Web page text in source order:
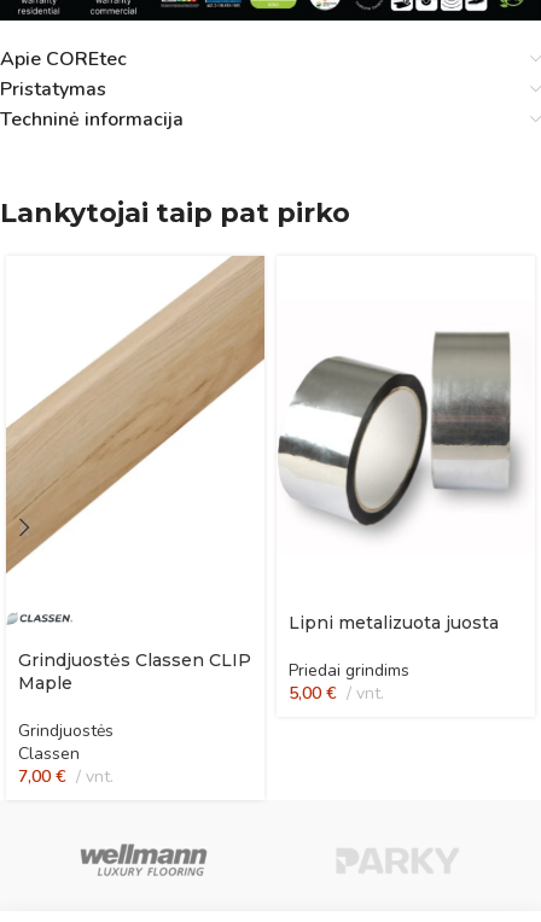
Apie COREtec
Pristatymas
Techninė informacija
Lankytojai taip pat pirko
Grindjuostės Classen CLIP
Maple
Grindjuostės
Classen
7,00 € vnt.
Lipni metalizuota juosta
Priedai grindims
5,00 € vnt.